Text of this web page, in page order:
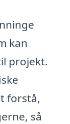
kan
projekt.
forstå,
så